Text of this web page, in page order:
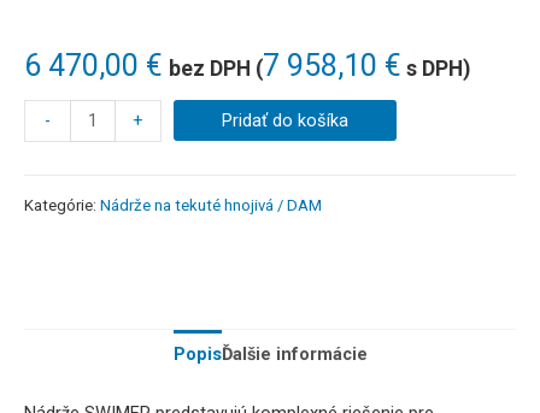
6 470,00 € bez DPH (7 958,10 € s DPH)
- + Pridať do košíka
Kategórie: Nádrže na tekuté hnojivá / DAM
PopisĎalšie informácie